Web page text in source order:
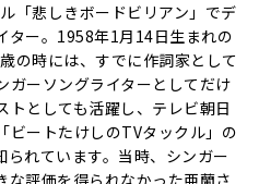
「悲しきボードビリアン」でデ
ター。1958年1月14日生まれの
の時には、すでに作詞家として
ガーソングライターとしてだけ
トとしても活躍し、テレビ朝日
ビートたけしのTVタックル」の
れています。当時、シンガー